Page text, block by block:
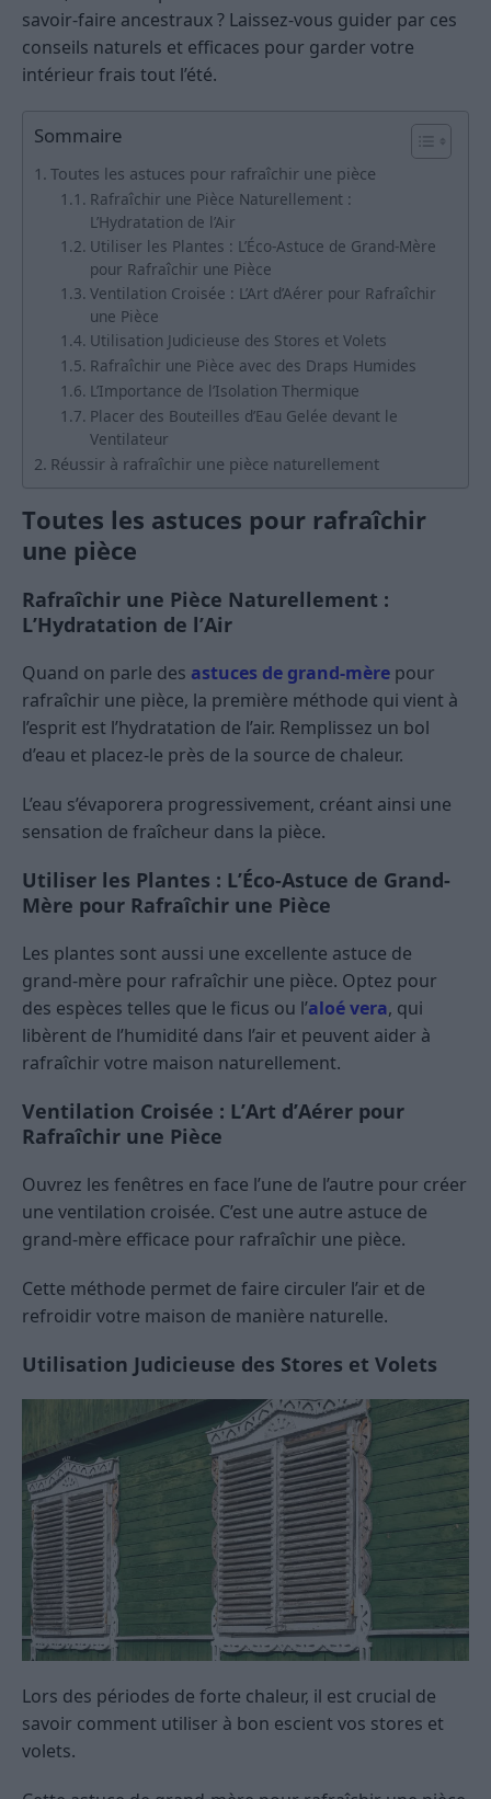
savoir-faire ancestraux ? Laissez-vous guider par ces
conseils naturels et efficaces pour garder votre
intérieur frais tout l’été.
Sommaire
Toutes les astuces pour rafraîchir une pièce
Rafraîchir une Pièce Naturellement :
L’Hydratation de l’Air
Utiliser les Plantes : L’Éco-Astuce de Grand-Mère
pour Rafraîchir une Pièce
Ventilation Croisée : L’Art d’Aérer pour Rafraîchir
une Pièce
Utilisation Judicieuse des Stores et Volets
Rafraîchir une Pièce avec des Draps Humides
L’Importance de l’Isolation Thermique
Placer des Bouteilles d’Eau Gelée devant le
Ventilateur
Réussir à rafraîchir une pièce naturellement
Toutes les astuces pour rafraîchir
une pièce
Rafraîchir une Pièce Naturellement :
L’Hydratation de l’Air
Quand on parle des astuces de grand-mère pour
rafraîchir une pièce, la première méthode qui vient à
l’esprit est l’hydratation de l’air. Remplissez un bol
d’eau et placez-le près de la source de chaleur.
L’eau s’évaporera progressivement, créant ainsi une
sensation de fraîcheur dans la pièce.
Utiliser les Plantes : L’Éco-Astuce de Grand-
Mère pour Rafraîchir une Pièce
Les plantes sont aussi une excellente astuce de
grand-mère pour rafraîchir une pièce. Optez pour
des espèces telles que le ficus ou l’aloé vera, qui
libèrent de l’humidité dans l’air et peuvent aider à
rafraîchir votre maison naturellement.
Ventilation Croisée : L’Art d’Aérer pour
Rafraîchir une Pièce
Ouvrez les fenêtres en face l’une de l’autre pour créer
une ventilation croisée. C’est une autre astuce de
grand-mère efficace pour rafraîchir une pièce.
Cette méthode permet de faire circuler l’air et de
refroidir votre maison de manière naturelle.
Utilisation Judicieuse des Stores et Volets
Lors des périodes de forte chaleur, il est crucial de
savoir comment utiliser à bon escient vos stores et
volets.